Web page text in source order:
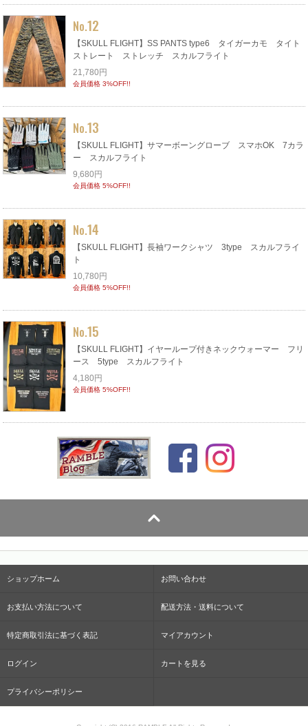
No.12
【SKULL FLIGHT】SS PANTS type6 タイガーカモ タイト
ストレート ストレッチ スカルフライト
21,780円
会員価格 3%OFF!!
No.13
【SKULL FLIGHT】サマーボーングローブ スマホOK 7カラ
ー スカルフライト
9,680円
会員価格 5%OFF!!
No.14
【SKULL FLIGHT】長袖ワークシャツ 3type スカルフライ
ト
10,780円
会員価格 5%OFF!!
No.15
【SKULL FLIGHT】イヤーループ付きネックウォーマー フリ
ース 5type スカルフライト
4,180円
会員価格 5%OFF!!
ショップホーム お問い合わせ
お支払い方法について 配送方法・送料について
特定商取引法に基づく表記 マイアカウント
ログイン カートを見る
プライバシーポリシー